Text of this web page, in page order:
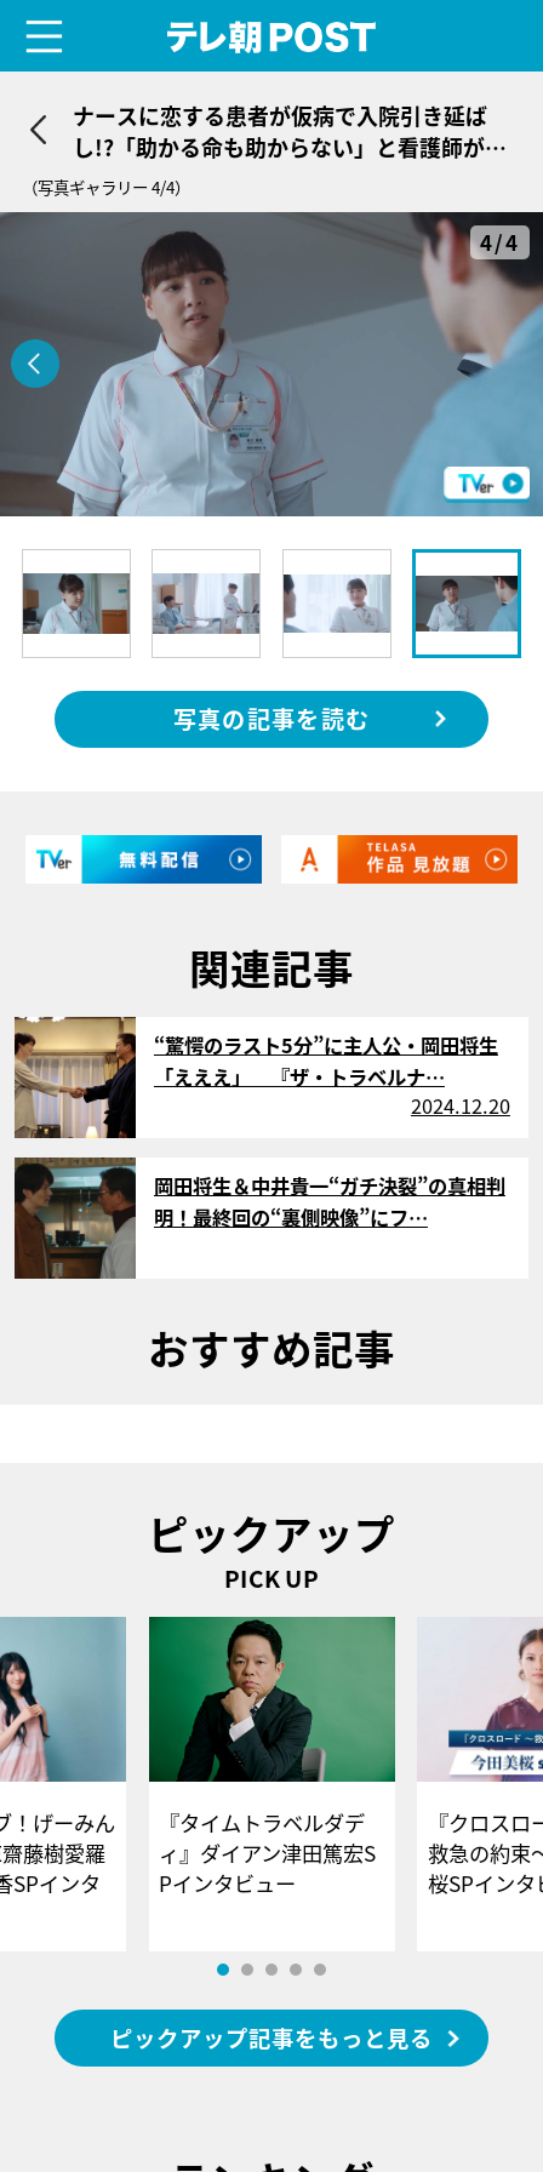
ナースに恋する患者が仮病で入院引き延ば
し!?「助かる命も助からない」と看護師が必
死の訴え＜ザ・トラベルナース＞
（写真ギャラリー 4/4）
4/4
写真の記事を読む
関連記事
サムネイル
“驚愕のラスト5分”に主人公・岡田将生
「えええ」 『ザ・トラベルナ…
2024.12.20
サムネイル
岡田将生＆中井貴一“ガチ決裂”の真相判
明！最終回の“裏側映像”にフ…
おすすめ記事
ピックアップ
PICK UP
！げーみん
藤樹愛羅
SPインタ
『タイムトラベルダデ
ィ』ダイアン津田篤宏S
Pインタビュー
『クロス
救急の約束
桜SPイ
ピックアップ記事をもっと見る